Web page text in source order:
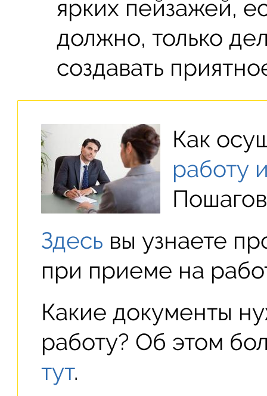
ярких пейзажей,
должно, только
создавать
Как
работу
Здесь вы узнаете
при приеме на
Какие документы
работу? Об этом
тут.